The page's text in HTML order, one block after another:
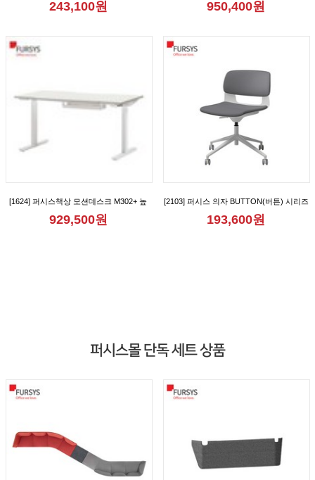
[FND712CB_FND712CBM_FND712CR_FND712CRM_FND712CRA_FND712CRAM]
243,100원 950,400원
[1624] 퍼시스책상 모션데스크 M302+ 높
이조절책상 [FKD018N]
929,500원
[2103] 퍼시스 의자 BUTTON(버튼) 시리즈
회의용 학생용 리프트업 캐스터 사무용 의
자 [CH0020MQ_CH0020MQD]
193,600원
퍼시스몰 단독 세트 상품